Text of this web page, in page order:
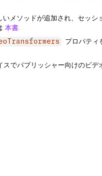
メソッドが追加され、セッシ
本書.
プロパティ
でパブリッシャー向けのビデ